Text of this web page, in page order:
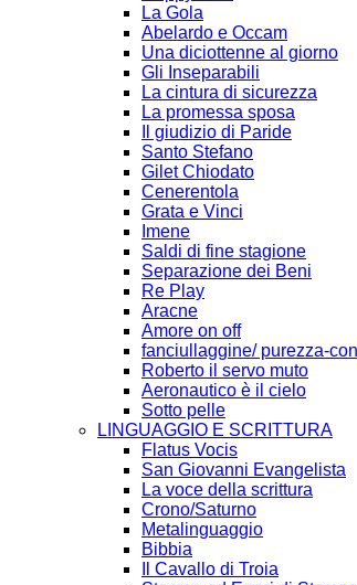
La Gola
Abelardo e Occam
Una diciottenne al giorno
Gli Inseparabili
La cintura di sicurezza
La promessa sposa
Il giudizio di Paride
Santo Stefano
Gilet Chiodato
Cenerentola
Grata e Vinci
Imene
Saldi di fine stagione
Separazione dei Beni
Re Play
Aracne
Amore on off
fanciullaggine/ purezza-
Roberto il servo muto
Aeronautico è il cielo
Sotto pelle
LINGUAGGIO E SCRITTURA
Flatus Vocis
San Giovanni Evangelista
La voce della scrittura
Crono/Saturno
Metalinguaggio
Bibbia
Il Cavallo di Troia